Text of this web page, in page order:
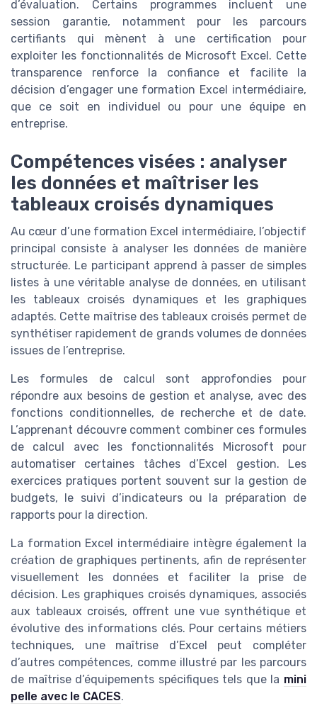
d’évaluation. Certains programmes incluent une
session garantie, notamment pour les parcours
certifiants qui mènent à une certification pour
exploiter les fonctionnalités de Microsoft Excel. Cette
transparence renforce la confiance et facilite la
décision d’engager une formation Excel intermédiaire,
que ce soit en individuel ou pour une équipe en
entreprise.
Compétences visées : analyser
les données et maîtriser les
tableaux croisés dynamiques
Au cœur d’une formation Excel intermédiaire, l’objectif
principal consiste à analyser les données de manière
structurée. Le participant apprend à passer de simples
listes à une véritable analyse de données, en utilisant
les tableaux croisés dynamiques et les graphiques
adaptés. Cette maîtrise des tableaux croisés permet de
synthétiser rapidement de grands volumes de données
issues de l’entreprise.
Les formules de calcul sont approfondies pour
répondre aux besoins de gestion et analyse, avec des
fonctions conditionnelles, de recherche et de date.
L’apprenant découvre comment combiner ces formules
de calcul avec les fonctionnalités Microsoft pour
automatiser certaines tâches d’Excel gestion. Les
exercices pratiques portent souvent sur la gestion de
budgets, le suivi d’indicateurs ou la préparation de
rapports pour la direction.
La formation Excel intermédiaire intègre également la
création de graphiques pertinents, afin de représenter
visuellement les données et faciliter la prise de
décision. Les graphiques croisés dynamiques, associés
aux tableaux croisés, offrent une vue synthétique et
évolutive des informations clés. Pour certains métiers
techniques, une maîtrise d’Excel peut compléter
d’autres compétences, comme illustré par les parcours
de maîtrise d’équipements spécifiques tels que la mini
pelle avec le CACES.